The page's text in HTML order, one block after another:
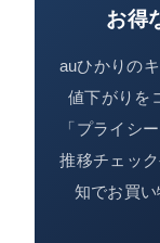
るため、事前
割り引かれる
と、残りの工
ください。
お得
auひかりの
値下がりを
「プライシ
推移チェッ
知でお買